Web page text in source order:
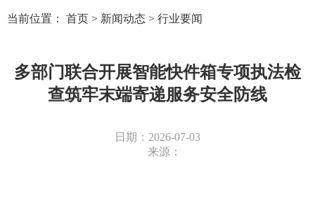
当前位置： 首页 > 新闻动态 > 行业要闻
多部门联合开展智能快件箱专项执法检
查筑牢末端寄递服务安全防线
日期：2026-07-03
来源：